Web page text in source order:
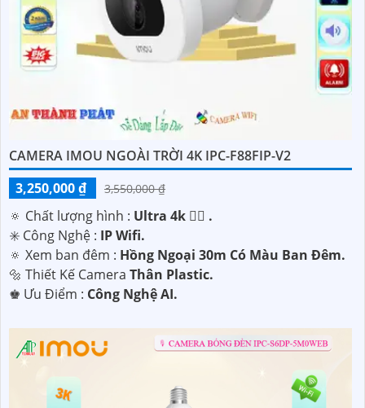
CAMERA IMOU NGOÀI TRỜI 4K IPC-F88FIP-V2
3,250,000 ₫
3,550,000 ₫
🔅 Chất lượng hình : Ultra 4k 👍🏾 .
✳️ Công Nghệ : IP Wifi.
🔅 Xem ban đêm : Hồng Ngoại 30m Có Màu Ban Đêm.
🔩 Thiết Kế Camera Thân Plastic.
️♚ Ưu Điểm : Công Nghệ AI.